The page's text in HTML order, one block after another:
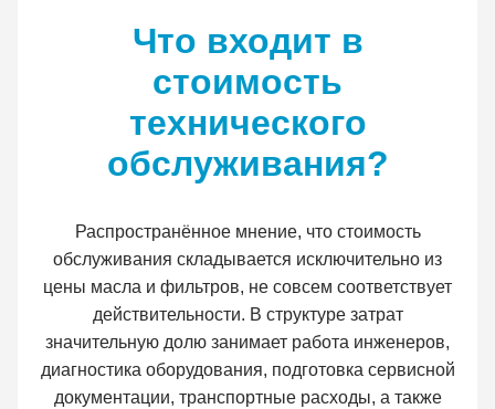
Что входит в
стоимость
технического
обслуживания?
Распространённое мнение, что стоимость
обслуживания складывается исключительно из
цены масла и фильтров, не совсем соответствует
действительности. В структуре затрат
значительную долю занимает работа инженеров,
диагностика оборудования, подготовка сервисной
документации, транспортные расходы, а также